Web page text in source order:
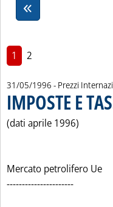
1 2
31/05/1996 - Prezzi
IMPOSTE E
(dati aprile 1996)
Mercato petrolifero Ue
----------------------